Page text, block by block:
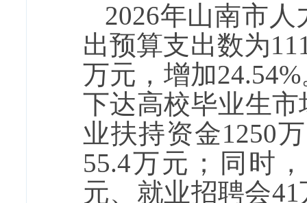
2026年山南市人
出预算支出数为
万元，增加24.54
下达高校毕业生
业扶持资金1250
55.4万元；同时
元、就业招聘会